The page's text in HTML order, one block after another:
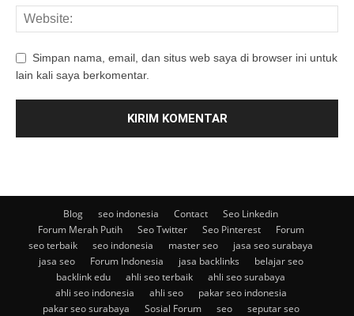
Simpan nama, email, dan situs web saya di browser ini untuk
lain kali saya berkomentar.
Blog seo indonesia Contact
Seo Linkedin
Forum Merah Putih
Seo Twitter Seo Pinterest
Forum
seo terbaik
seo indonesia master seo
jasa seo surabaya
jasa seo
Forum Indonesia jasa backlinks
belajar seo
backlink edu
ahli seo terbaik
ahli seo surabaya
ahli seo indonesia
ahli seo
pakar seo indonesia
pakar seo surabaya
Sosial Forum seo
seputar seo